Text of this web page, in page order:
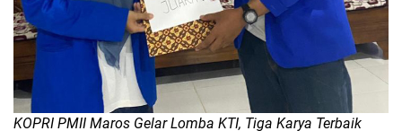
KOPRI PMII Maros Gelar Lomba KTI, Tiga Karya Terbaik